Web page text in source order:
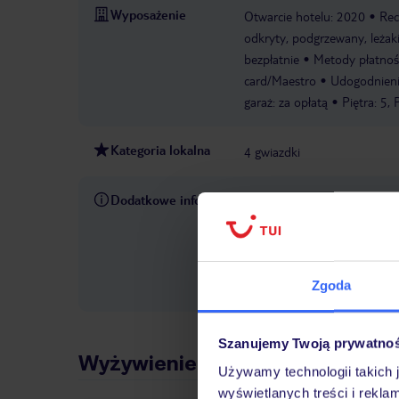
Zgoda
Szanujemy Twoją
Używamy technologii
wyświetlanych treści i
Wyposażenie Otwarcie hotelu: 2020
odkryty, podgrzewany,
bezpłatnie
Metody
card/Maestro
garaż: za opłatą
Piętra: 5,
Kategoria lokalna 4 gwiazdki
Dodatkowe informacje
pośrednictwem czatu w
również wycieczki
do Państwa dyspozycji
Wyżywienie